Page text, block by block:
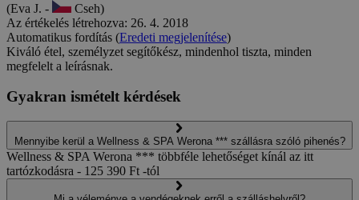
(Eva J. -
Cseh)
Az értékelés létrehozva: 26. 4. 2018
Automatikus fordítás (Eredeti megjelenítése)
Kiváló étel, személyzet segítőkész, mindenhol tiszta, minden
megfelelt a leírásnak.
Gyakran ismételt kérdések
Mennyibe kerül a Wellness & SPA Werona *** szállásra szóló pihenés?
Wellness & SPA Werona *** többféle lehetőséget kínál az itt
tartózkodásra - 125 390 Ft -tól